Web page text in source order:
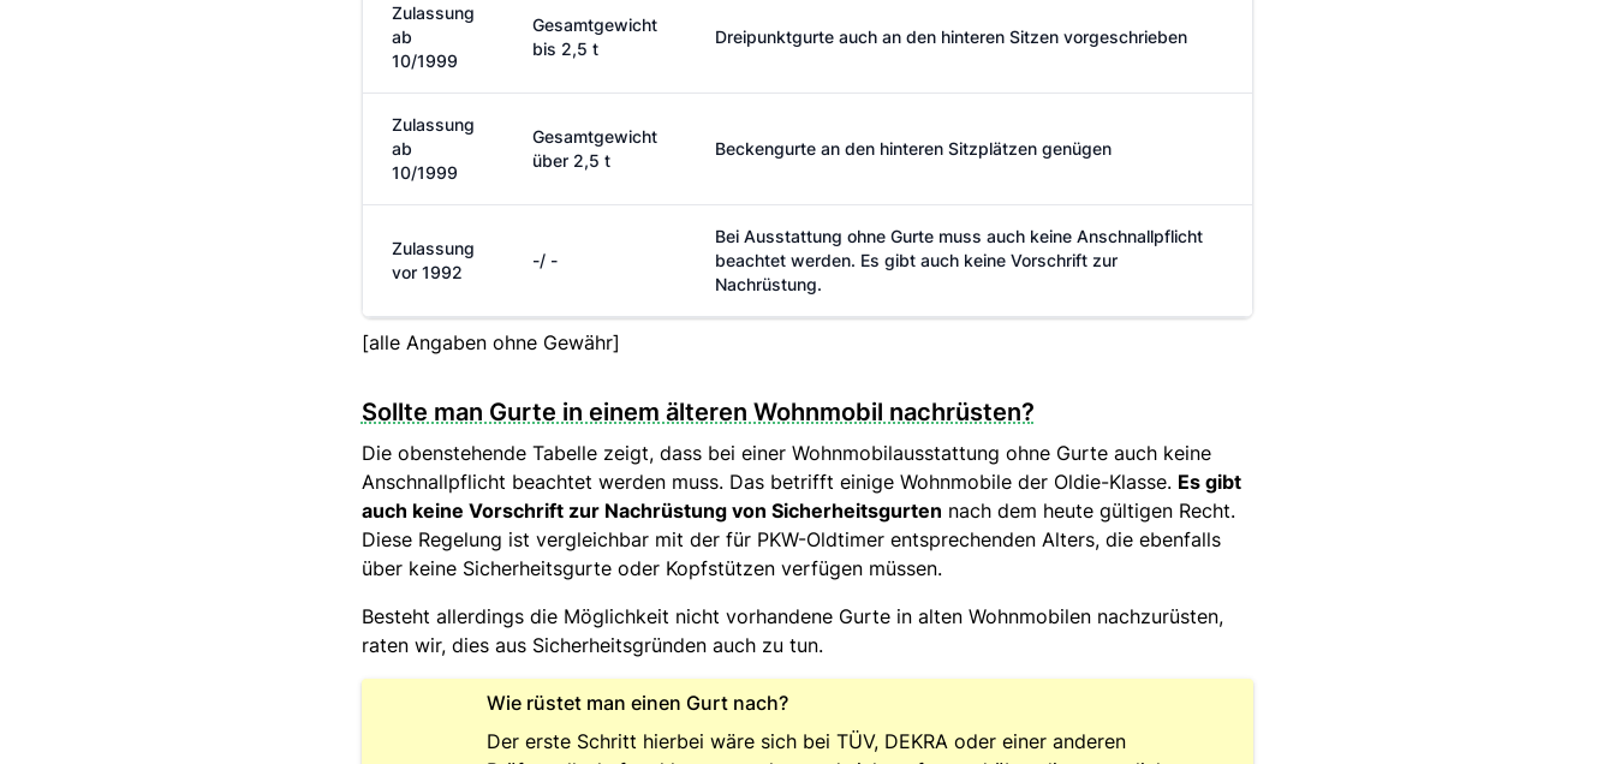
Zulassung
ab
10/1999
Gesamtgewicht
bis 2,5 t
Dreipunktgurte auch an den hinteren Sitzen vorgeschrieben
Zulassung
ab
10/1999
Gesamtgewicht
über 2,5 t
Beckengurte an den hinteren Sitzplätzen genügen
Zulassung
vor 1992
-/ -
Bei Ausstattung ohne Gurte muss auch keine Anschnallpflicht
beachtet werden. Es gibt auch keine Vorschrift zur
Nachrüstung.
[alle Angaben ohne Gewähr]
Sollte man Gurte in einem älteren Wohnmobil nachrüsten?
Die obenstehende Tabelle zeigt, dass bei einer Wohnmobilausstattung ohne Gurte auch keine
Anschnallpflicht beachtet werden muss. Das betrifft einige Wohnmobile der Oldie-Klasse. Es gibt
auch keine Vorschrift zur Nachrüstung von Sicherheitsgurten nach dem heute gültigen Recht.
Diese Regelung ist vergleichbar mit der für PKW-Oldtimer entsprechenden Alters, die ebenfalls
über keine Sicherheitsgurte oder Kopfstützen verfügen müssen.
Besteht allerdings die Möglichkeit nicht vorhandene Gurte in alten Wohnmobilen nachzurüsten,
raten wir, dies aus Sicherheitsgründen auch zu tun.
Wie rüstet man einen Gurt nach?
Der erste Schritt hierbei wäre sich bei TÜV, DEKRA oder einer anderen